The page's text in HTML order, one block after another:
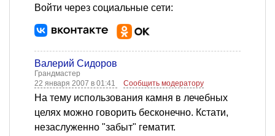
Войти через социальные сети:
Валерий Сидоров
Грандмастер
22 января 2007 в 01:41
Сообщить модератору
На тему использования камня в лечебных
целях можно говорить бесконечно. Кстати,
незаслуженно "забыт" гематит.